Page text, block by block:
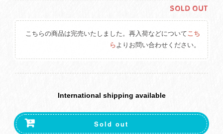
SOLD OUT
こちらの商品は完売いたしました。再入荷などについてこち
らよりお問い合わせください。
International shipping available
Sold out